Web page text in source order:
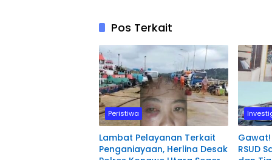
Pos Terkait
Peristiwa
Lambat Pelayanan Terkait
Penganiayaan, Herlina Desak
RSUD